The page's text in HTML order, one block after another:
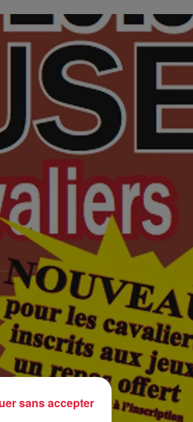
sans accepter